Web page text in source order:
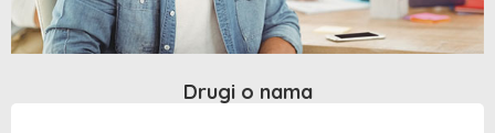
Drugi o nama